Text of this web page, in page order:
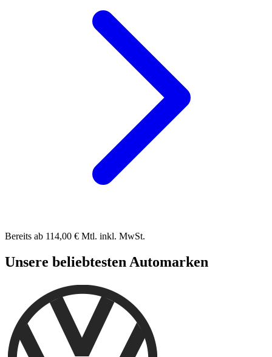
Bereits ab 114,00 € Mtl. inkl. MwSt.
Unsere beliebtesten Automarken